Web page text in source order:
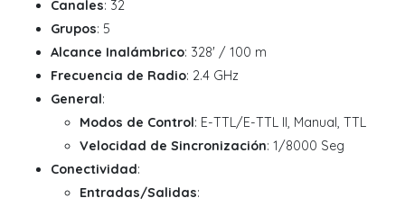
Canales: 32
Grupos: 5
Alcance Inalámbrico: 328' / 100 m
Frecuencia de Radio: 2.4 GHz
General:
Modos de Control: E-TTL/E-TTL II, Manual, TTL
Velocidad de Sincronización: 1/8000 Seg
Conectividad:
Entradas/Salidas: